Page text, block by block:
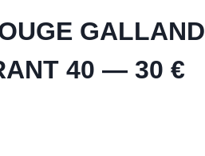
GALLAND
40 — 30 €